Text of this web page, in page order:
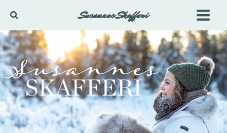
innehåll
Sök Susannes Skafferi